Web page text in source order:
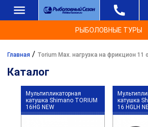
РЫБОЛОВНЫЕ ТУРЫ
Главная / Torium Max. нагрузка на фрикцион 11
Каталог
Мультипликаторная
катушка Shimano TORIUM
16HG NEW
катушка
16 HGLH